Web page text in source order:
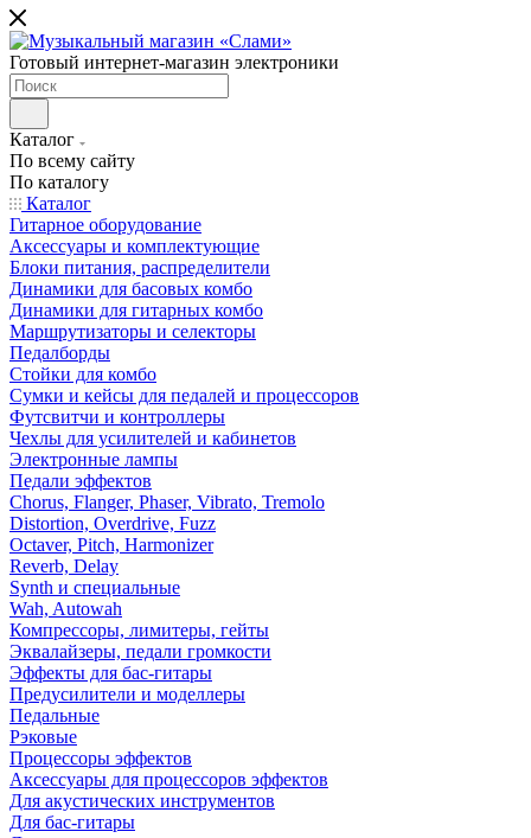
Готовый интернет-магазин электроники
Каталог
По всему сайту
По каталогу
Каталог
Гитарное оборудование
Аксессуары и комплектующие
Блоки питания, распределители
Динамики для басовых комбо
Динамики для гитарных комбо
Маршрутизаторы и селекторы
Педалборды
Стойки для комбо
Сумки и кейсы для педалей и процессоров
Футсвитчи и контроллеры
Чехлы для усилителей и кабинетов
Электронные лампы
Педали эффектов
Chorus, Flanger, Phaser, Vibrato, Tremolo
Distortion, Overdrive, Fuzz
Octaver, Pitch, Harmonizer
Reverb, Delay
Synth и специальные
Wah, Autowah
Компрессоры, лимитеры, гейты
Эквалайзеры, педали громкости
Эффекты для бас-гитары
Предусилители и моделлеры
Педальные
Рэковые
Процессоры эффектов
Аксессуары для процессоров эффектов
Для акустических инструментов
Для бас-гитары